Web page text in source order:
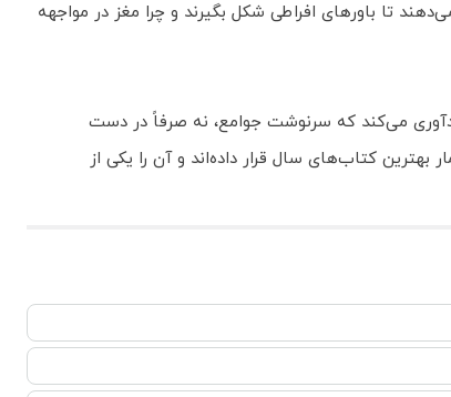
تا باورهای افراطی شکل بگیرند و چرا مغز در مواجهه
می‌کند که سرنوشت جوامع، نه صرفاً در دست
کتاب‌های سال قرار داده‌اند و آن را یکی از